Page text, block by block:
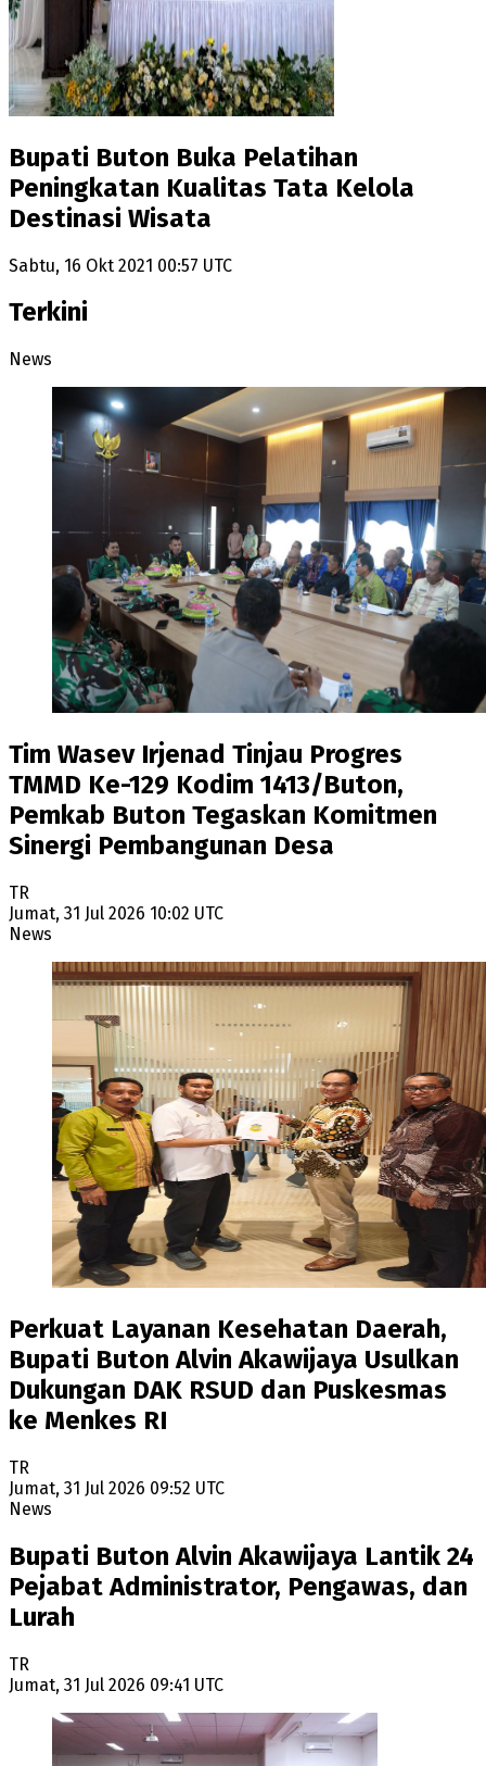
Bupati Buton Buka Pelatihan
Peningkatan Kualitas Tata Kelola
Destinasi Wisata
Sabtu, 16 Okt 2021 00:57 UTC
Terkini
News
Tim Wasev Irjenad Tinjau Progres
TMMD Ke-129 Kodim 1413/Buton,
Pemkab Buton Tegaskan Komitmen
Sinergi Pembangunan Desa
TR
Jumat, 31 Jul 2026 10:02 UTC
News
Perkuat Layanan Kesehatan Daerah,
Bupati Buton Alvin Akawijaya Usulkan
Dukungan DAK RSUD dan Puskesmas
ke Menkes RI
TR
Jumat, 31 Jul 2026 09:52 UTC
News
Bupati Buton Alvin Akawijaya Lantik 24
Pejabat Administrator, Pengawas, dan
Lurah
TR
Jumat, 31 Jul 2026 09:41 UTC